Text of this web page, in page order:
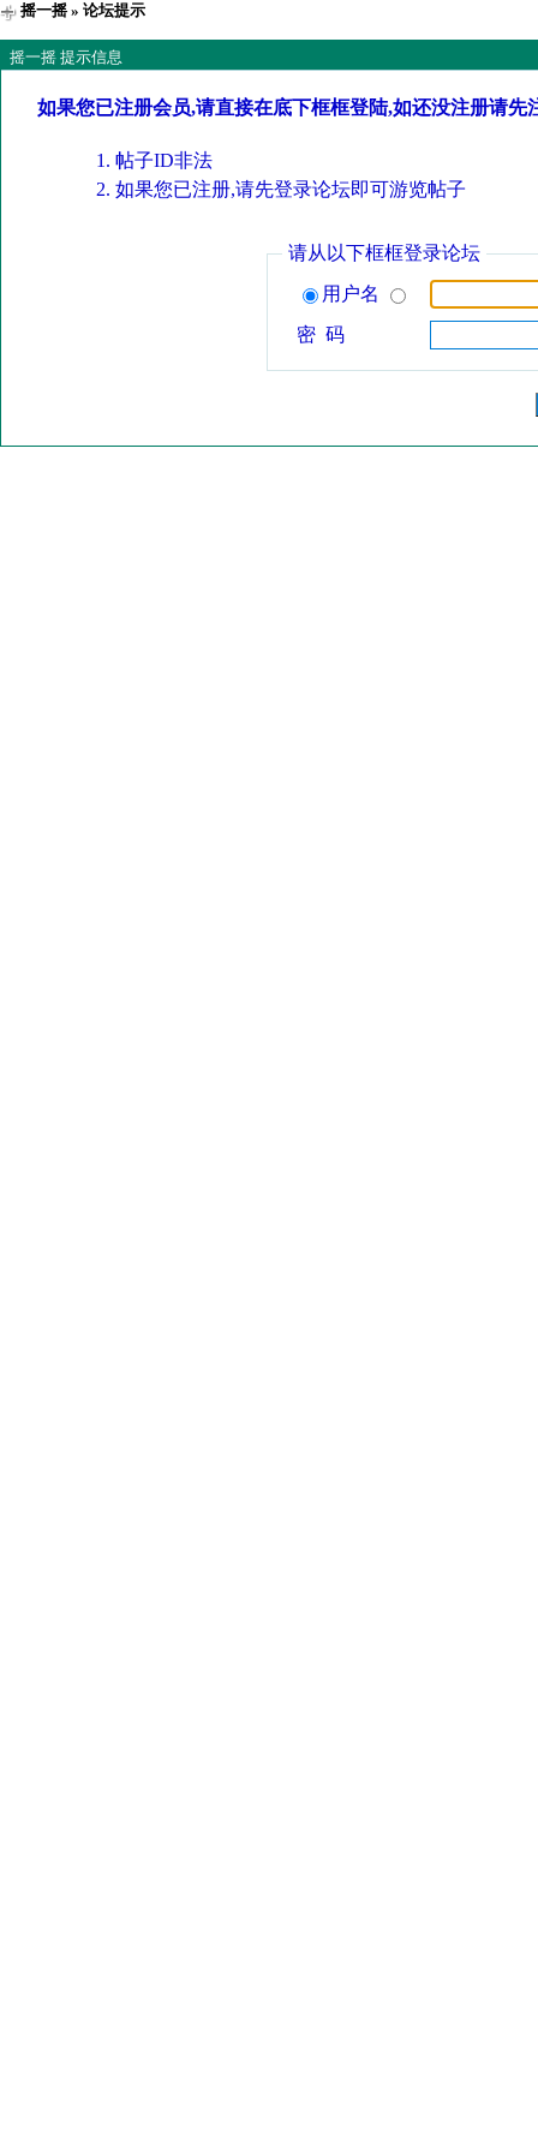
摇一摇» 论坛提示
摇一摇 提示信息
如果您已注册会员,请直接在底下框框登陆,如还没注册请先
帖子ID非法
如果您已注册,请先登录论坛即可游览帖子
请从以下框框登录论坛
用户名
密 码